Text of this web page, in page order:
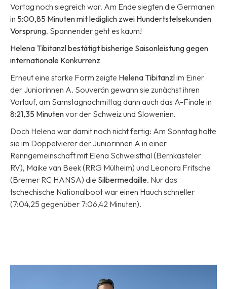
Vortag noch siegreich war. Am Ende siegten die Germanen
in 5:00,85 Minuten mit lediglich zwei Hundertstelsekunden
Vorsprung. Spannender geht es kaum!
Helena Tibitanzl bestätigt bisherige Saisonleistung gegen
internationale Konkurrenz
Erneut eine starke Form zeigte Helena Tibitanzlim Einer
der Juniorinnen A. Souverän gewann sie zunächst ihren
Vorlauf, am Samstagnachmittag dann auch das A-Finale in
8:21,35 Minutenvor der Schweiz und Slowenien.
Doch Helena war damit noch nicht fertig: Am Sonntag holte
sie im Doppelvierer der Juniorinnen A in einer
Renngemeinschaft mit Elena Schweisthal (Bernkasteler
RV), Maike van Beek (RRG Mülheim) und Leonora Fritsche
(Bremer RC HANSA) die Silbermedaille. Nur das
tschechische Nationalboot war einen Hauch schneller
(7:04,25 gegenüber 7:06,42 Minuten).